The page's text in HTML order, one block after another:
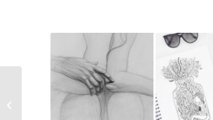
Un bonito recuerdo